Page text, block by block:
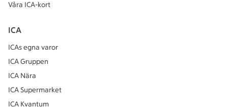
Våra ICA-kort
ICA
ICAs egna varor
ICA Gruppen
ICA Nära
ICA Supermarket
ICA Kvantum